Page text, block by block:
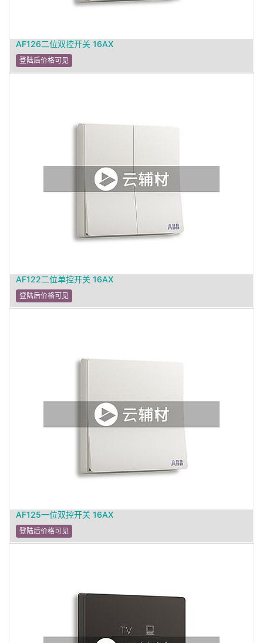
AF126二位双控开关 16AX
登陆后价格可见
AF122二位单控开关 16AX
登陆后价格可见
AF125一位双控开关 16AX
登陆后价格可见